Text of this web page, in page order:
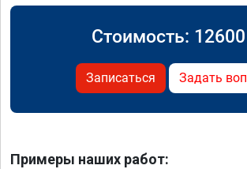
Стоимость: 12600
Записаться Задать
Примеры наших работ: